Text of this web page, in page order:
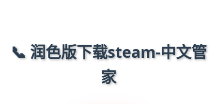
📞 润色版下载steam-中文管
家